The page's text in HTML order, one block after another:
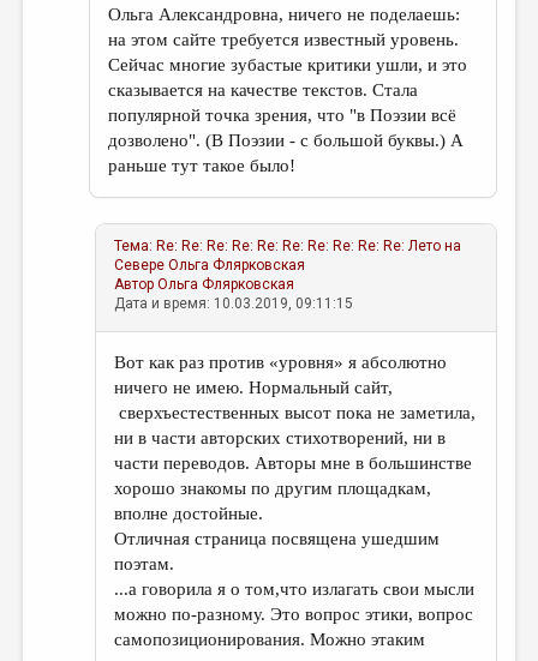
Ольга Александровна, ничего не поделаешь:
на этом сайте требуется известный уровень.
Сейчас многие зубастые критики ушли, и это
сказывается на качестве текстов. Стала
популярной точка зрения, что "в Поэзии всё
дозволено". (В Поэзии - с большой буквы.) А
раньше тут такое было!
Тема: Re: Re: Re: Re: Re: Re: Re: Re: Re: Re: Лето на
Севере Ольга Флярковская
АвторОльга Флярковская
Дата и время: 10.03.2019, 09:11:15
Вот как раз против «уровня» я абсолютно
ничего не имею. Нормальный сайт,
сверхъестественных высот пока не заметила,
ни в части авторских стихотворений, ни в
части переводов. Авторы мне в большинстве
хорошо знакомы по другим площадкам,
вполне достойные.
Отличная страница посвящена ушедшим
поэтам.
...а говорила я о том,что излагать свои мысли
можно по-разному. Это вопрос этики, вопрос
самопозиционирования. Можно этаким